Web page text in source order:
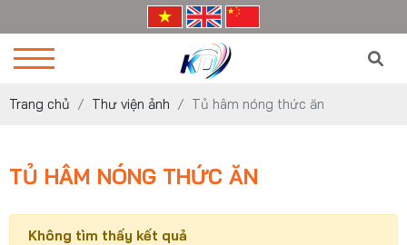
Trang chủ Thư viện ảnh Tủ hâm nóng thức ăn
TỦ HÂM NÓNG THỨC ĂN
Không tìm thấy kết quả